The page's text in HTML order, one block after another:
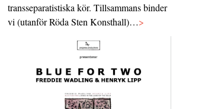
transseparatistiska kör. Tillsammans binder
vi (utanför Röda Sten Konsthall)…>